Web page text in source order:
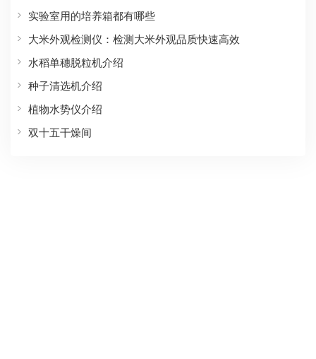
实验室用的培养箱都有哪些
大米外观检测仪：检测大米外观品质快速高效
水稻单穗脱粒机介绍
种子清选机介绍
植物水势仪介绍
双十五干燥间